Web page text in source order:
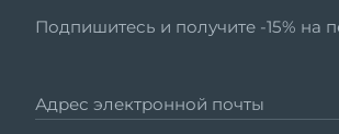
Подпишитесь и получите -15% на
Адрес электронной почты